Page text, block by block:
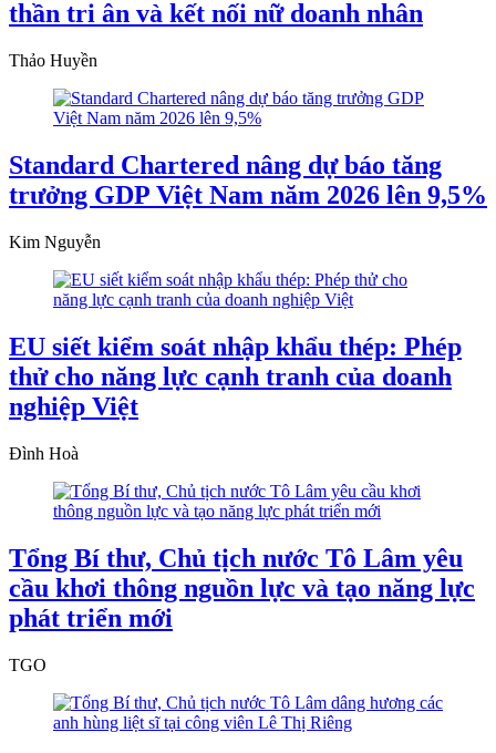
thần tri ân và kết nối nữ doanh nhân
Thảo Huyền
Standard Chartered nâng dự báo tăng
trưởng GDP Việt Nam năm 2026 lên 9,5%
Kim Nguyễn
EU siết kiểm soát nhập khẩu thép: Phép
thử cho năng lực cạnh tranh của doanh
nghiệp Việt
Đình Hoà
Tổng Bí thư, Chủ tịch nước Tô Lâm yêu
cầu khơi thông nguồn lực và tạo năng lực
phát triển mới
TGO